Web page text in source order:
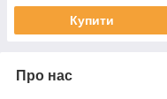
Купити
Про нас